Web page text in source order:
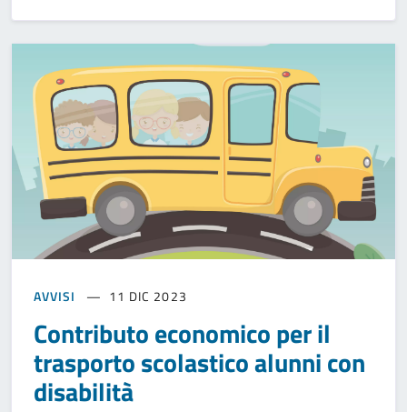
AVVISI 11 DIC 2023
Contributo economico per il
trasporto scolastico alunni con
disabilità